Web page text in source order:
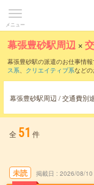
メニュー
幕張豊砂駅周辺 ×
幕張豊砂駅の派遣のお仕事情報
ス系、 クリエイティブ系など
幕張豊砂駅周辺 / 交通費別
全 51 件
未読 掲載日 2026/08/10